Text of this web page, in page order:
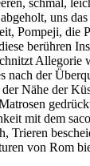
uns
Pompeji, die
berühren
Allegorie
nach der
Nähe der
mit dem
Trieren
von Rom